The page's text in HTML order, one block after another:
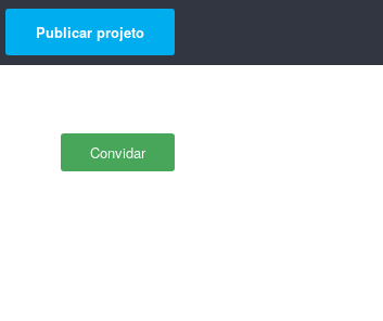
Publicar projeto
Convidar